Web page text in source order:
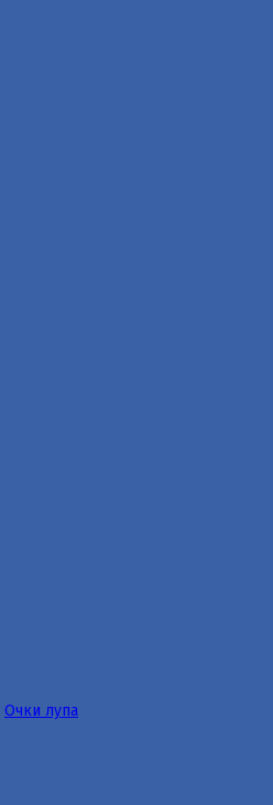
Очки лупа